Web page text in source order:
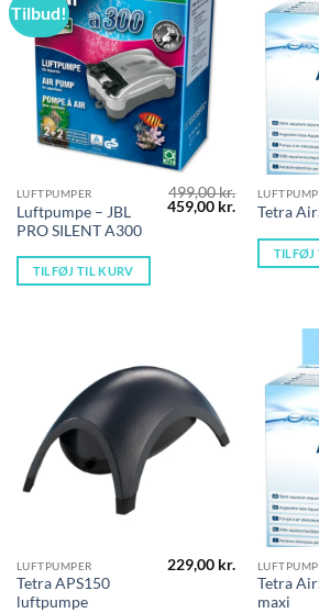
Tilbud!
LUFTPUMPER
Luftpumpe – JBL
PRO SILENT A300
499,00kr.
Den
oprindelige
459,00 kr. Den
aktuelle
459,00 kr..
TILFØJ TIL KURV
Tetra
TILFØJ
LUFTPUMPER
Tetra APS150
luftpumpe
229,00 kr.
Tetra
maxi